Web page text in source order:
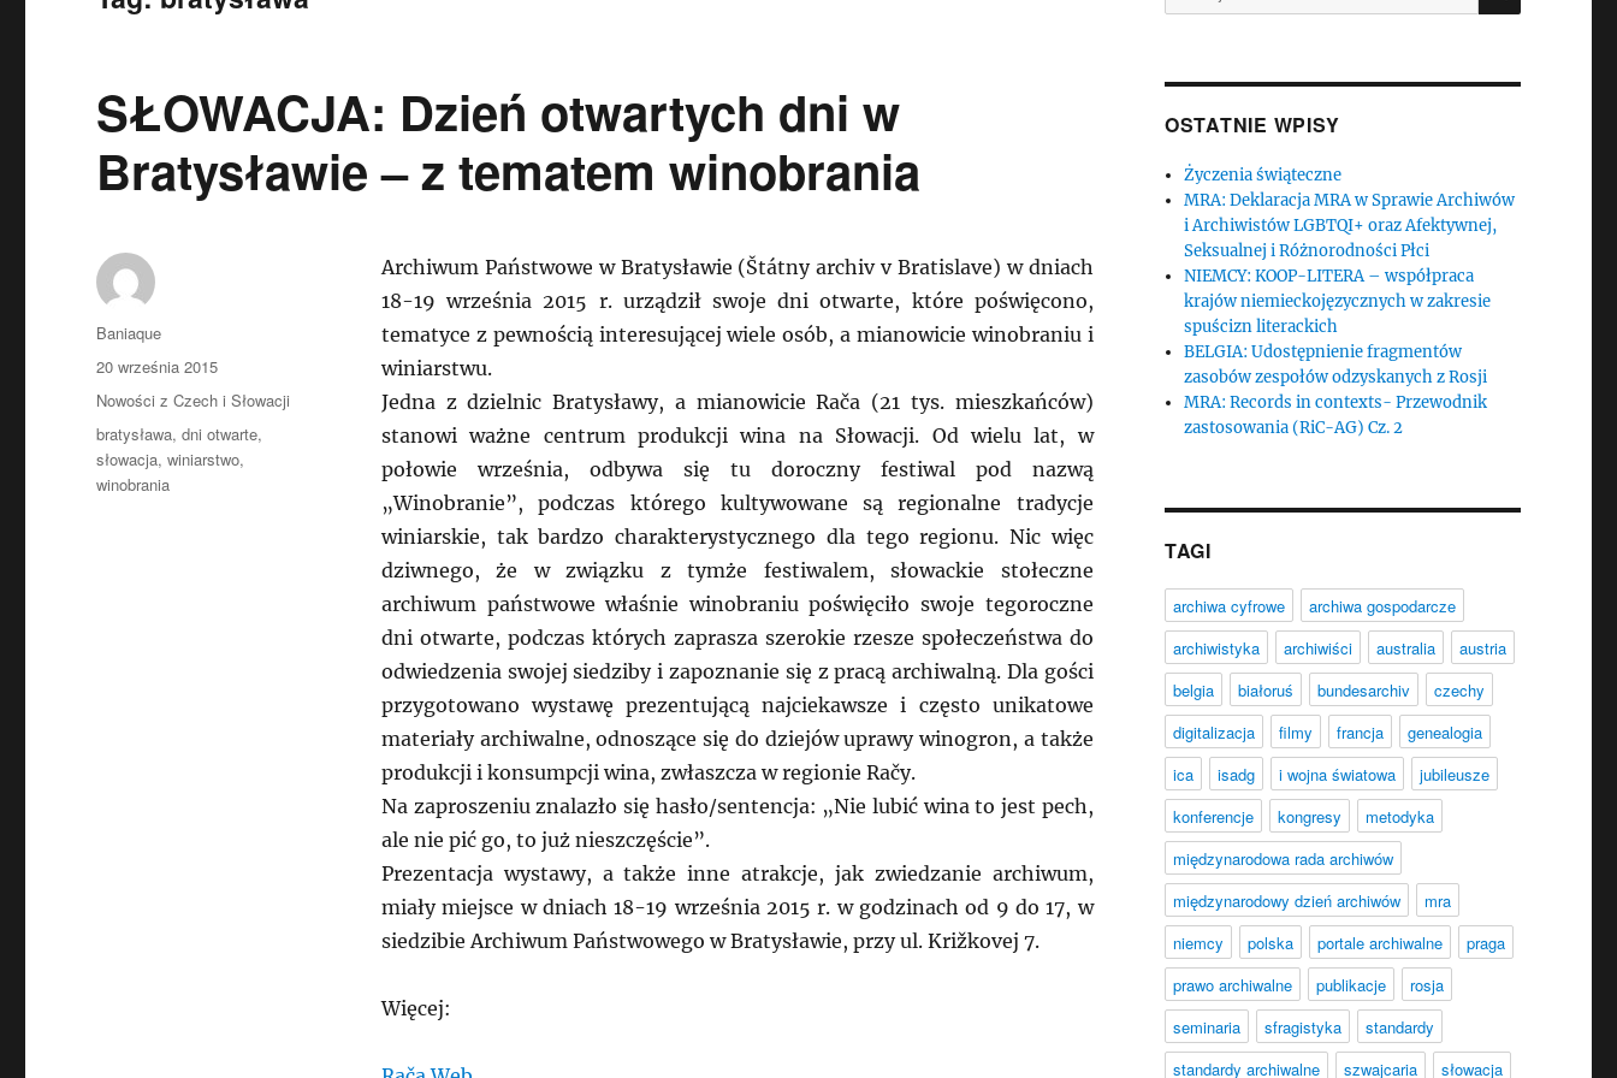
SŁOWACJA: Dzień otwartych dni w
Bratysławie – z tematem winobrania
Archiwum Państwowe w Bratysławie (Štátny archiv v Bratislave) w dniach
18-19 września 2015 r. urządził swoje dni otwarte, które poświęcono,
tematyce z pewnością interesującej wiele osób, a mianowicie winobraniu i
winiarstwu.
Jedna z dzielnic Bratysławy, a mianowicie Rača (21 tys. mieszkańców)
stanowi ważne centrum produkcji wina na Słowacji. Od wielu lat, w
połowie września, odbywa się tu doroczny festiwal pod nazwą
„Winobranie”, podczas którego kultywowane są regionalne tradycje
winiarskie, tak bardzo charakterystycznego dla tego regionu. Nic więc
dziwnego, że w związku z tymże festiwalem, słowackie stołeczne
archiwum państwowe właśnie winobraniu poświęciło swoje tegoroczne
dni otwarte, podczas których zaprasza szerokie rzesze społeczeństwa do
odwiedzenia swojej siedziby i zapoznanie się z pracą archiwalną. Dla gości
przygotowano wystawę prezentującą najciekawsze i często unikatowe
materiały archiwalne, odnoszące się do dziejów uprawy winogron, a także
produkcji i konsumpcji wina, zwłaszcza w regionie Račy.
Na zaproszeniu znalazło się hasło/sentencja: „Nie lubić wina to jest pech,
ale nie pić go, to już nieszczęście”.
Prezentacja wystawy, a także inne atrakcje, jak zwiedzanie archiwum,
miały miejsce w dniach 18-19 września 2015 r. w godzinach od 9 do 17, w
siedzibie Archiwum Państwowego w Bratysławie, przy ul. Križkovej 7.
Więcej:
Autor
Baniaque
Data
publikacji
20 września 2015
Kategorie
Nowości z Czech i Słowacji
Tagi
bratysława,dni otwarte,
słowacja,winiarstwo,
winobrania
OSTATNIE WPISY
Życzenia świąteczne
MRA: Deklaracja MRA w Sprawie Archiwów
i Archiwistów LGBTQI+ oraz Afektywnej,
Seksualnej i Różnorodności Płci
NIEMCY: KOOP-LITERA – współpraca
krajów niemieckojęzycznych w zakresie
spuścizn literackich
BELGIA: Udostępnienie fragmentów
zasobów zespołów odzyskanych z Rosji
MRA: Records in contexts- Przewodnik
zastosowania (RiC-AG) Cz. 2
TAGI
archiwa cyfrowe
archiwa gospodarcze
archiwistyka
archiwiści australia
austria
belgia
białoruś bundesarchiv
czechy
digitalizacja
filmy francja
genealogia
ica
isadg i wojna światowa
jubileusze
konferencje
kongresy
metodyka
międzynarodowa rada archiwów
międzynarodowy dzień archiwów
mra
niemcy
polska portale archiwalne
praga
prawo archiwalne
publikacje
rosja
seminaria
sfragistyka
standardy
standardy archiwalne
szwajcaria słowacja